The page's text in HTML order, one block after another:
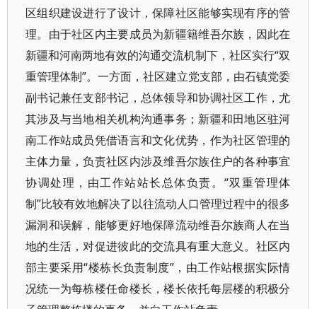
区组织建设进行了设计，保障社区能够实现有序的管
理。由于社区内主要成员为新疆籍维吾尔族，因此在
新疆和河南两地有效的沟通交流机制下，社区实行“双
重管理体制”。一方面，社区建立党支部，由石镇党委
副书记兼任支部书记，总体领导和协调社区工作，尤
其涉及与当地相关机构沟通事务；新疆和田地区驻河
南工作站成员凭借语言和文化优势，作为社区管理的
主体力量，负责社区内涉及维吾尔族住户的各种事宜
协调处理，由工作站站长总体负责。“双重管理体
制”比较有效地解决了以往流动人口管理过程中的很多
漏洞和误解，能够更好地保障流动维吾尔族商人在当
地的生活，对促进彼此的交流具有重大意义。社区内
部主要采用“楼栋长负责制度”，由工作站根据实际情
况统一为每栋楼任命楼长，楼长依托每层楼的积极分